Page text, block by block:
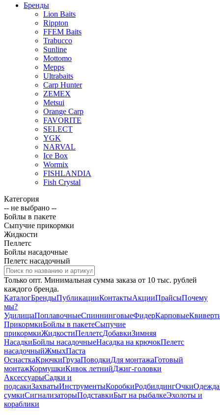
Бренды
Lion Baits
Rippton
FFEM Baits
Trabucco
Sunline
Mottomo
Mepps
Ultrabaits
Carp Hunter
ZEMEX
Metsui
Orange Carp
FAVORITE
SELECT
YGK
NARVAL
Ice Box
Wormix
FISHLANDIA
Fish Crystal
Категория
-- не выбрано --
Бойлы в пакете
Сыпучие прикормки
Жидкости
Пеллетс
Бойлы насадочные
Пелетс насадочный
Только опт. Минимальная сумма заказа от 10 тыс. рублей
каждого бренда.
КаталогБрендыПубликацииКонтактыАкцииПрайсыПочему
мы?
УдилищаПоплавочныеСпиннинговыеФидерКарповые
ПрикормкиБойлы в пакетеСыпучие
прикормкиЖидкостиПеллетсДобавкиЗимняя
НасадкиБойлы насадочныеНасадка на крючокПелетс
насадочныйЖмыхПаста
ОснасткаКрючкиГрузаПоводкиДля монтажаГотовый
монтажКормушкиКивок летнийДжиг-головки
АксессуарыСадки и
подсакиЗахватыИнструментыКоробкиРодбилдингОчкиОдежда
сумкиСигнализаторыПодставкиБыт на рыбалкеЭхолоты и
кораблики